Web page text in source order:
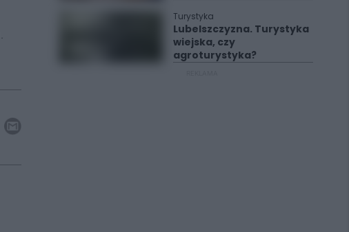
Turystyka
Lubelszczyzna. Turystyka
wiejska, czy
agroturystyka?